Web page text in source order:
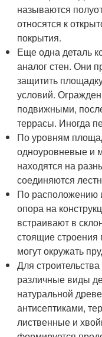
называются
относятся к
покрытия.
Еще одна деталь
аналог стен. Они
защитить
условий.
подвижными,
террасы. Иногда
По уровням
одноуровневые и
находятся на
соединяются
По расположению
опора на
встраивают в
стоящие строения
могут окружать
Для
различные виды
натуральной
антисептиками,
лиственные и